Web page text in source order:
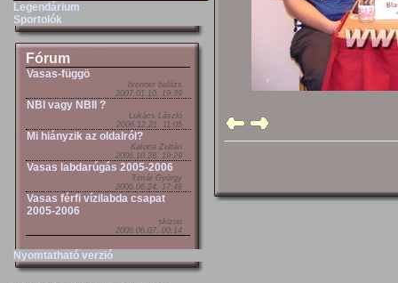
Legendárium
Sportolók
Fórum
Vasas-függö
brenner balázs
2007.01.10. 19:39
NBI vagy NBII ?
Lukács László
2006.12.21. 11:05
Mi hiányzik az oldalról?
Katona Zoltán
2006.10.28. 19:29
Vasas labdarúgás 2005-2006
Timár György
2006.06.24. 17:48
Vasas férfi vízilabda csapat
2005-2006
skizoo
2006.06.07. 00:14
Nyomtatható verzió